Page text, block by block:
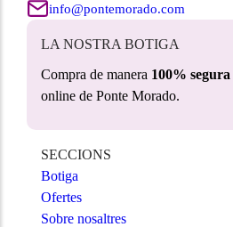
info@pontemorado.com
LA NOSTRA BOTIGA
Compra de manera 100% segura
online de Ponte Morado.
SECCIONS
Botiga
Ofertes
Sobre nosaltres